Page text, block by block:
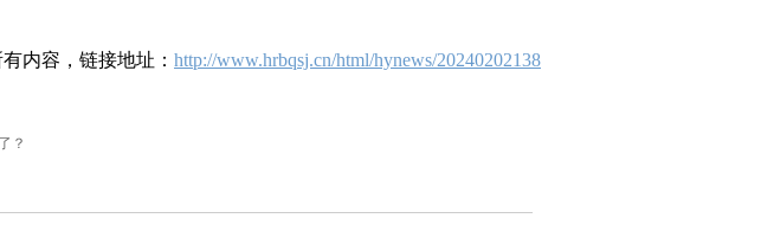
有内容，链接地址： http://www.hrbqsj.cn/html/hynews/20240202138
？